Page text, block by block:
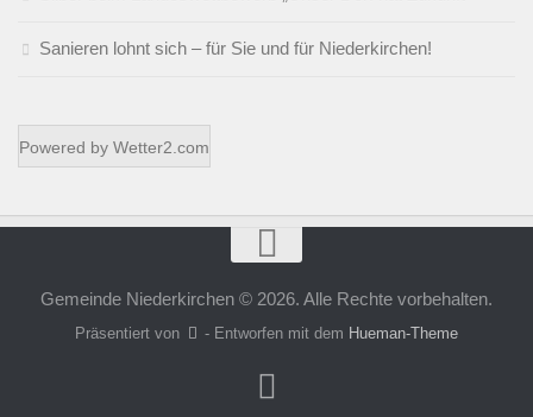
Sanieren lohnt sich – für Sie und für Niederkirchen!
Powered by Wetter2.com
Gemeinde Niederkirchen © 2026. Alle Rechte vorbehalten.
Präsentiert von - Entworfen mit dem Hueman-Theme